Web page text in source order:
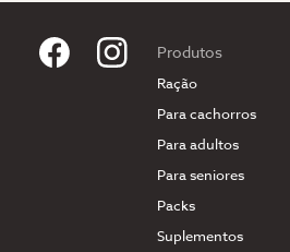
Produtos
Ração
Para cachorros
Para adultos
Para seniores
Packs
Suplementos